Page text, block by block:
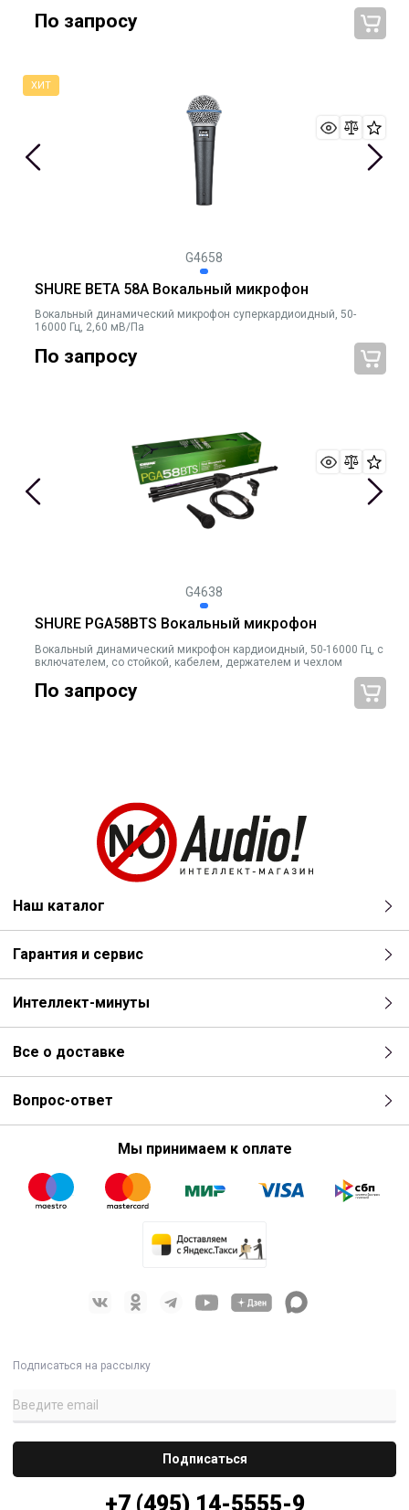
По запросу
G4658
SHURE BETA 58A Вокальный микрофон
Вокальный динамический микрофон суперкардиоидный, 50-
16000 Гц, 2,60 мВ/Па
По запросу
G4638
SHURE PGA58BTS Вокальный микрофон
Вокальный динамический микрофон кардиоидный, 50-16000 Гц, с
включателем, со стойкой, кабелем, держателем и чехлом
По запросу
Наш каталог
Гарантия и сервис
Интеллект-минуты
Все о доставке
Вопрос-ответ
Мы принимаем к оплате
Подписаться на рассылку
+7 (495) 14-5555-9